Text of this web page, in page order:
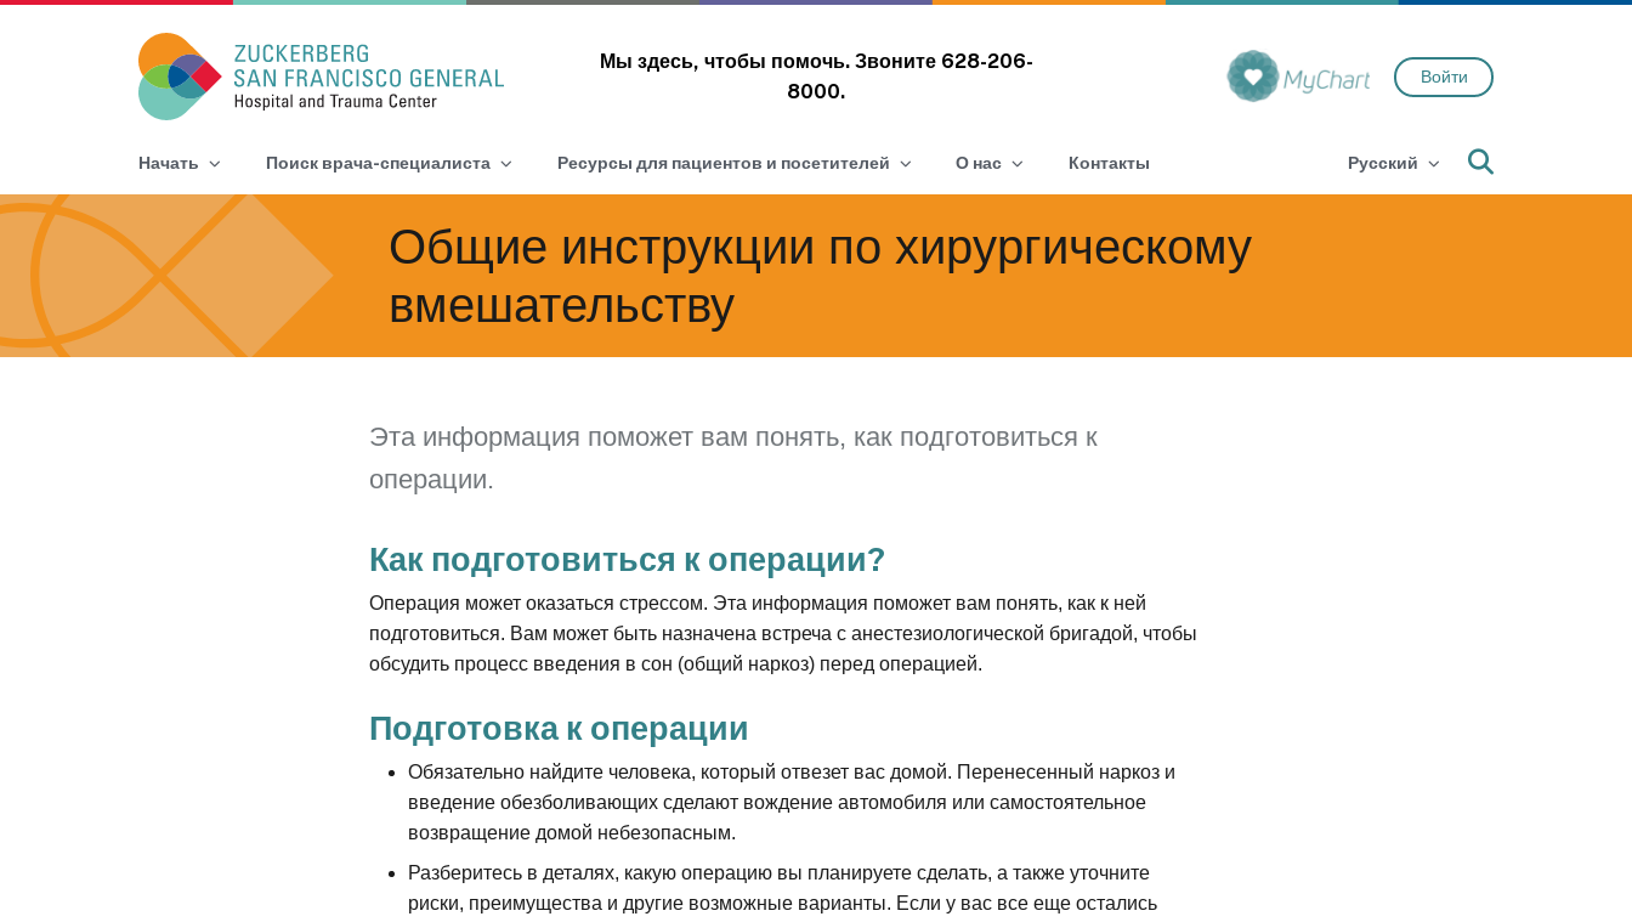
Skip to content
Main Navigation
Мы здесь, чтобы помочь. Звоните 628-206-
8000.
Войти
Начать Поиск врача-специалиста Ресурсы для пациентов и посетителей О нас Контакты Русский
Общие инструкции по хирургическому
вмешательству
Эта информация поможет вам понять, как подготовиться к
операции.
Как подготовиться к операции?
Операция может оказаться стрессом. Эта информация поможет вам понять, как к ней
подготовиться. Вам может быть назначена встреча с анестезиологической бригадой, чтобы
обсудить процесс введения в сон (общий наркоз) перед операцией.
Подготовка к операции
Обязательно найдите человека, который отвезет вас домой. Перенесенный наркоз и
введение обезболивающих сделают вождение автомобиля или самостоятельное
возвращение домой небезопасным.
Разберитесь в деталях, какую операцию вы планируете сделать, а также уточните
риски, преимущества и другие возможные варианты. Если у вас все еще остались